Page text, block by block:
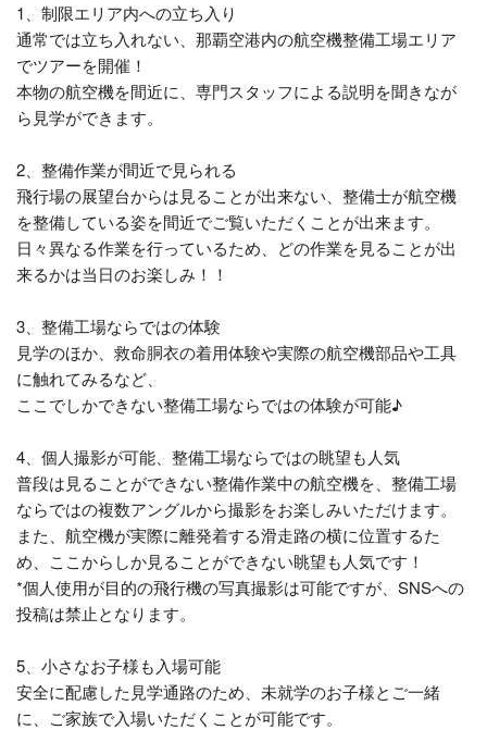
1、制限エリア内への立ち入り
通常では立ち入れない、那覇空港内の航空機整備工場エリア
でツアーを開催！
本物の航空機を間近に、専門スタッフによる説明を聞きなが
ら見学ができます。
2、整備作業が間近で見られる
飛行場の展望台からは見ることが出来ない、整備士が航空機
を整備している姿を間近でご覧いただくことが出来ます。
日々異なる作業を行っているため、どの作業を見ることが出
来るかは当日のお楽しみ！！
3、整備工場ならではの体験
見学のほか、救命胴衣の着用体験や実際の航空機部品や工具
に触れてみるなど、
ここでしかできない整備工場ならではの体験が可能♪
4、個人撮影が可能、整備工場ならではの眺望も人気
普段は見ることができない整備作業中の航空機を、整備工場
ならではの複数アングルから撮影をお楽しみいただけます。
また、航空機が実際に離発着する滑走路の横に位置するた
め、ここからしか見ることができない眺望も人気です！
*個人使用が目的の飛行機の写真撮影は可能ですが、SNSへの
投稿は禁止となります。
5、小さなお子様も入場可能
安全に配慮した見学通路のため、未就学のお子様とご一緒
に、ご家族で入場いただくことが可能です。